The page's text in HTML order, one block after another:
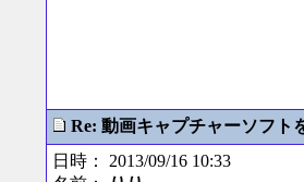
Re: 動画キャプチャーソフト
日時： 2013/09/16 10:33